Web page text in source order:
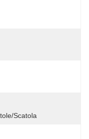
scatola